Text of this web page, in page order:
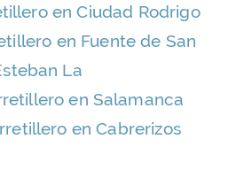
en Ciudad Rodrigo
en Fuente de San
La
en Salamanca
en Cabrerizos